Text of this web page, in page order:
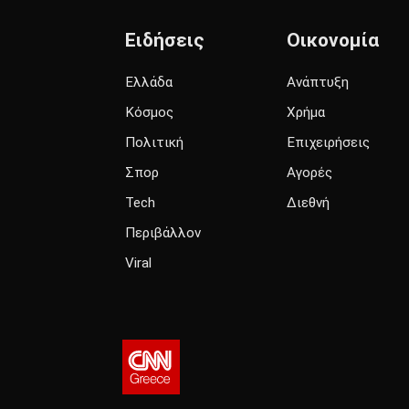
Ειδήσεις
Ελλάδα
Κόσμος
Πολιτική
Σπορ
Tech
Περιβάλλον
Viral
Οικονομία
Ανάπτυξη
Χρήμα
Επιχειρήσεις
Αγορές
Διεθνή